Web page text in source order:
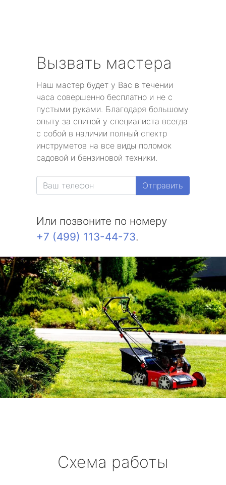
Вызвать мастера
Наш мастер будет у Вас в течении
часа совершенно бесплатно и не с
пустыми руками. Благодаря большому
опыту за спиной у специалиста всегда
с собой в наличии полный спектр
инструметов на все виды поломок
садовой и бензиновой техники.
Отправить
Или позвоните по номеру
+7 (499) 113-44-73.
Схема работы